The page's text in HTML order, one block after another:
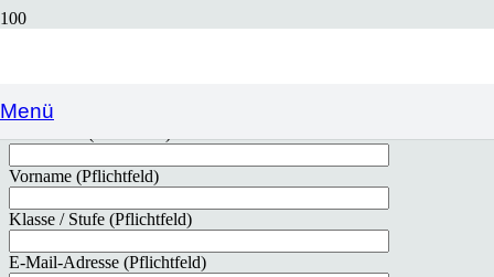
Menü
Vorname (Pflichtfeld)
Klasse / Stufe (Pflichtfeld)
E-Mail-Adresse (Pflichtfeld)